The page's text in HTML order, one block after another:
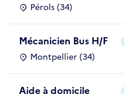
Pérols (34)
Mécanicien Bus H/F
Montpellier (34)
Aide à domicile